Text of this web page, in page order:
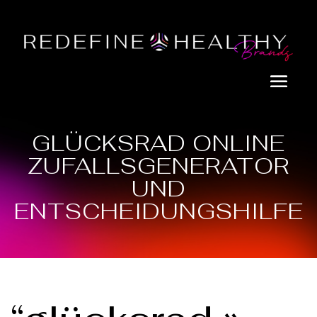
GLÜCKSRAD ONLINE
ZUFALLSGENERATOR
UND
ENTSCHEIDUNGSHILFE